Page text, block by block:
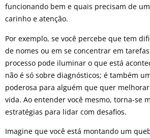
funcionando bem e quais precisam de
carinho e atenção.
Por exemplo, se você percebe que tem
de nomes ou em se concentrar em
processo pode iluminar o que está
não é só sobre diagnósticos; é também
poderosa para alguém que quer
vida. Ao entender você mesmo, torna-se
estratégias para lidar com desafios.
Imagine que você está montando um